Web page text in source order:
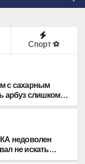
Спорт ⚽️
с сахарным
арбуз слишком
недоволен
не искать